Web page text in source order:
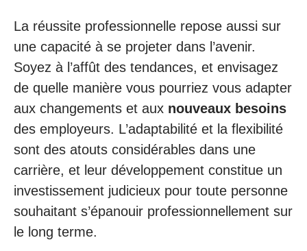
La réussite professionnelle repose aussi sur
une capacité à se projeter dans l’avenir.
Soyez à l’affût des tendances, et envisagez
de quelle manière vous pourriez vous adapter
aux changements et aux nouveaux besoins
des employeurs. L’adaptabilité et la flexibilité
sont des atouts considérables dans une
carrière, et leur développement constitue un
investissement judicieux pour toute personne
souhaitant s’épanouir professionnellement sur
le long terme.